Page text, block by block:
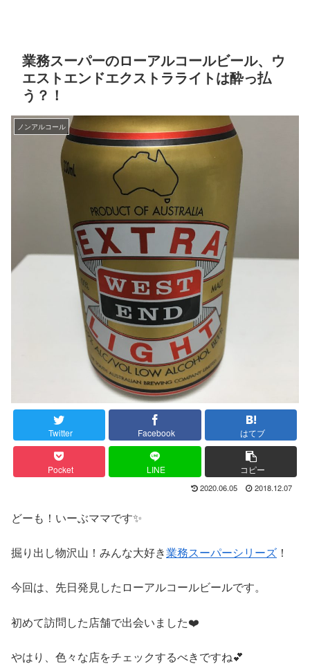
業務スーパーのローアルコールビール、ウ
エストエンドエクストラライトは酔っ払
う？！
ノンアルコール
Twitter Facebook はてブ
Pocket LINE コピー
2020.06.05 2018.12.07
どーも！いーぶママです✨
掘り出し物沢山！みんな大好き業務スーパーシリーズ ！
今回は、先日発見したローアルコールビールです。
初めて訪問した店舗で出会いました❤️
やはり、色々な店をチェックするべきですね💕